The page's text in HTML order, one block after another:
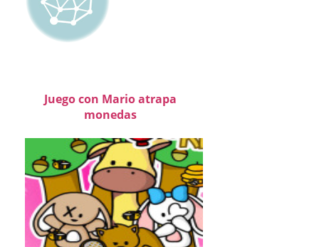
Juego con Mario atrapa
monedas